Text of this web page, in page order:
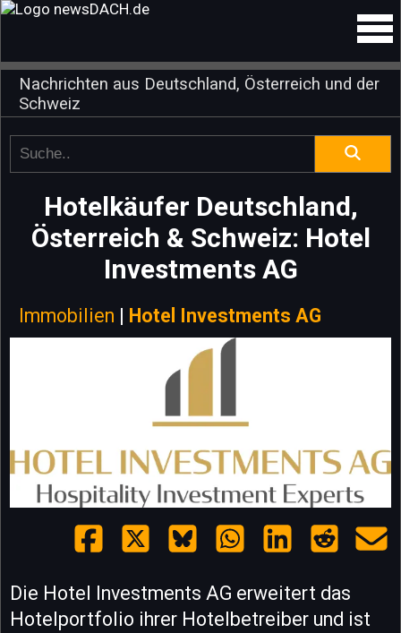
Nachrichten aus Deutschland, Österreich und der
Schweiz
Hotelkäufer Deutschland,
Österreich & Schweiz: Hotel
Investments AG
Immobilien | Hotel Investments AG
Die Hotel Investments AG erweitert das
Hotelportfolio ihrer Hotelbetreiber und ist